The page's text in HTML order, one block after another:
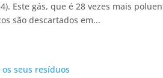
Este gás, que é 28 vezes mais
são descartados em...